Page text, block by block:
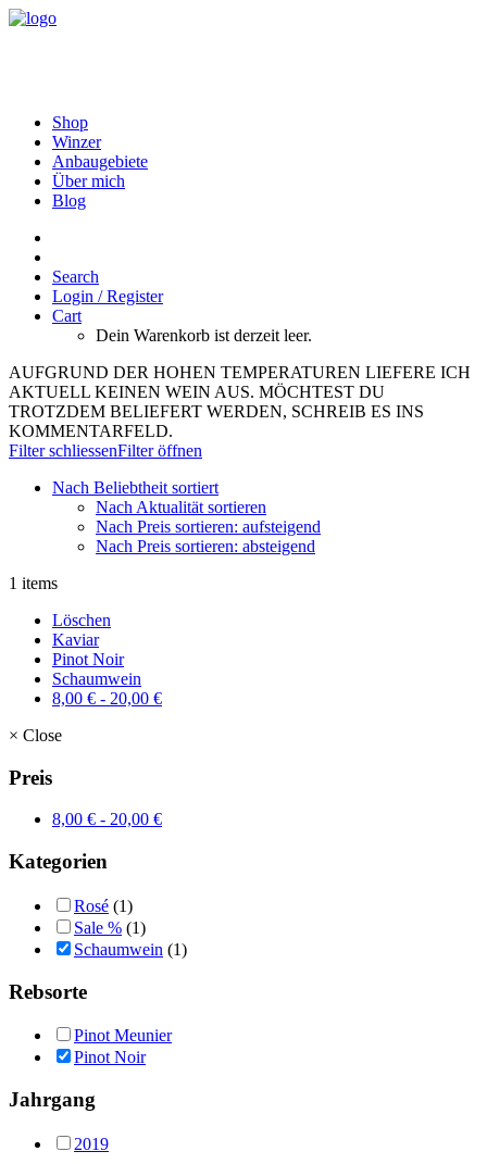
Shop
Winzer
Anbaugebiete
Über mich
Blog
Search
Login / Register
Cart
Dein Warenkorb ist derzeit leer.
AUFGRUND DER HOHEN TEMPERATUREN LIEFERE ICH
AKTUELL KEINEN WEIN AUS. MÖCHTEST DU
TROTZDEM BELIEFERT WERDEN, SCHREIB ES INS
KOMMENTARFELD.
Filter schliessenFilter öffnen
Nach Beliebtheit sortiert
Nach Aktualität sortieren
Nach Preis sortieren: aufsteigend
Nach Preis sortieren: absteigend
1 items
Löschen
Kaviar
Pinot Noir
Schaumwein
8,00 € - 20,00 €
× Close
Preis
8,00 € - 20,00 €
Kategorien
Rosé (1)
Sale % (1)
Schaumwein (1)
Rebsorte
Pinot Meunier
Pinot Noir
Jahrgang
2019